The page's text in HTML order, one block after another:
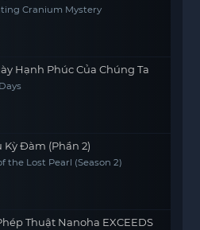
Cranium Mystery
Hạnh Phúc Của Chúng Ta
Kỳ Đàm (Phần 2)
the Lost Pearl (Season 2)
Thuật Nanoha EXCEEDS